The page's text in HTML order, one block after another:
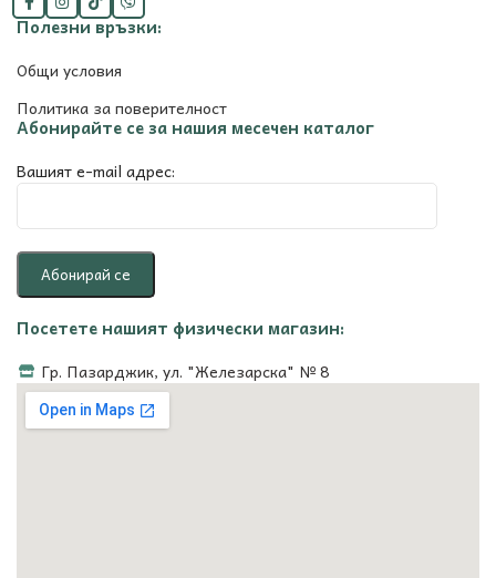
Полезни връзки:
Общи условия
Политика за поверителност
Абонирайте се за нашия месечен каталог
Вашият e-mail адрес:
Посетете нашият физически магазин:
Гр. Пазарджик, ул. "Железарска" № 8